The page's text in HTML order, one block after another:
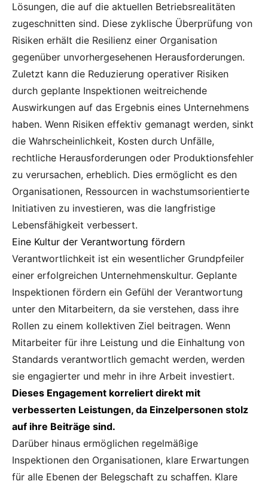
Lösungen, die auf die aktuellen Betriebsrealitäten
zugeschnitten sind. Diese zyklische Überprüfung von
Risiken erhält die Resilienz einer Organisation
gegenüber unvorhergesehenen Herausforderungen.
Zuletzt kann die Reduzierung operativer Risiken
durch geplante Inspektionen weitreichende
Auswirkungen auf das Ergebnis eines Unternehmens
haben. Wenn Risiken effektiv gemanagt werden, sinkt
die Wahrscheinlichkeit, Kosten durch Unfälle,
rechtliche Herausforderungen oder Produktionsfehler
zu verursachen, erheblich. Dies ermöglicht es den
Organisationen, Ressourcen in wachstumsorientierte
Initiativen zu investieren, was die langfristige
Lebensfähigkeit verbessert.
Eine Kultur der Verantwortung fördern
Verantwortlichkeit ist ein wesentlicher Grundpfeiler
einer erfolgreichen Unternehmenskultur. Geplante
Inspektionen fördern ein Gefühl der Verantwortung
unter den Mitarbeitern, da sie verstehen, dass ihre
Rollen zu einem kollektiven Ziel beitragen. Wenn
Mitarbeiter für ihre Leistung und die Einhaltung von
Standards verantwortlich gemacht werden, werden
sie engagierter und mehr in ihre Arbeit investiert.
Dieses Engagement korreliert direkt mit
verbesserten Leistungen, da Einzelpersonen stolz
auf ihre Beiträge sind.
Darüber hinaus ermöglichen regelmäßige
Inspektionen den Organisationen, klare Erwartungen
für alle Ebenen der Belegschaft zu schaffen. Klare